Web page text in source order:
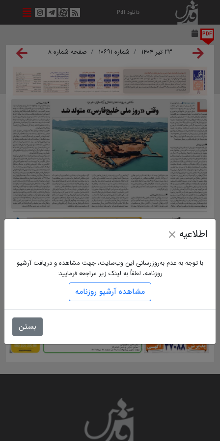
دانلود Pdf
PDF
۲۳ تیر ۱۴۰۴ شماره ۱۰۶۹۱ صفحه شماره ۸
اطلاعیه
با توجه به عدم به‌روزرسانی این وب‌سایت، جهت مشاهده و دریافت آرشیو
روزنامه، لطفاً به لینک زیر مراجعه فرمایید:
مشاهده آرشیو روزنامه
بستن